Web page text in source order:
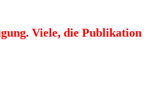
Viele, die Publikation